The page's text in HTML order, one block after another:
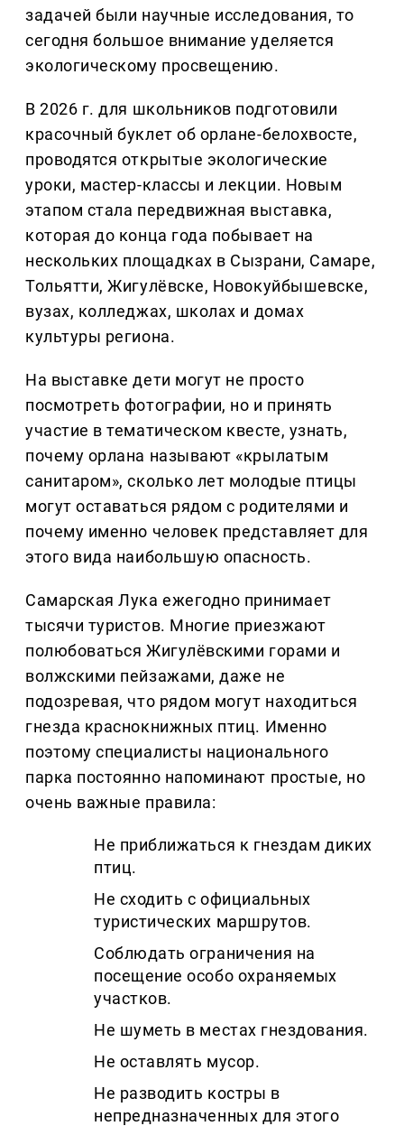
задачей были научные исследования, то
сегодня большое внимание уделяется
экологическому просвещению.
В 2026 г. для школьников подготовили
красочный буклет об орлане-белохвосте,
проводятся открытые экологические
уроки, мастер-классы и лекции. Новым
этапом стала передвижная выставка,
которая до конца года побывает на
нескольких площадках в Сызрани, Самаре,
Тольятти, Жигулёвске, Новокуйбышевске,
вузах, колледжах, школах и домах
культуры региона.
На выставке дети могут не просто
посмотреть фотографии, но и принять
участие в тематическом квесте, узнать,
почему орлана называют «крылатым
санитаром», сколько лет молодые птицы
могут оставаться рядом с родителями и
почему именно человек представляет для
этого вида наибольшую опасность.
Самарская Лука ежегодно принимает
тысячи туристов. Многие приезжают
полюбоваться Жигулёвскими горами и
волжскими пейзажами, даже не
подозревая, что рядом могут находиться
гнезда краснокнижных птиц. Именно
поэтому специалисты национального
парка постоянно напоминают простые, но
очень важные правила:
Не приближаться к гнездам диких
птиц.
Не сходить с официальных
туристических маршрутов.
Соблюдать ограничения на
посещение особо охраняемых
участков.
Не шуметь в местах гнездования.
Не оставлять мусор.
Не разводить костры в
непредназначенных для этого